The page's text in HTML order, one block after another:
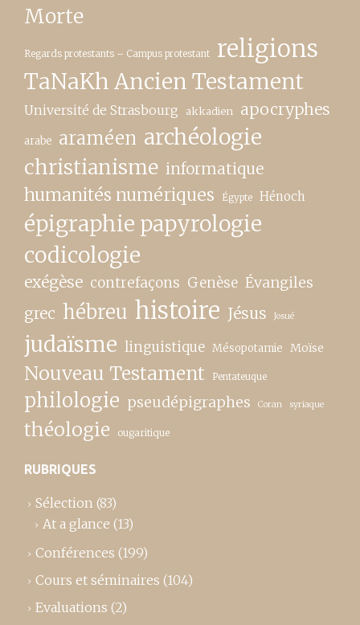
Morte
Regards protestants – Campus protestant religions
TaNaKh Ancien Testament
Université de Strasbourg akkadien apocryphes
arabe araméen archéologie
christianisme informatique
humanités numériques Égypte Hénoch
épigraphie papyrologie
codicologie
exégèse contrefaçons Genèse Évangiles
grec hébreu histoire Jésus Josué
judaïsme linguistique Mésopotamie Moïse
Nouveau Testament Pentateuque
philologie pseudépigraphes Coran syriaque
théologie ougaritique
RUBRIQUES
Sélection (83)
At a glance (13)
Conférences (199)
Cours et séminaires (104)
Evaluations (2)